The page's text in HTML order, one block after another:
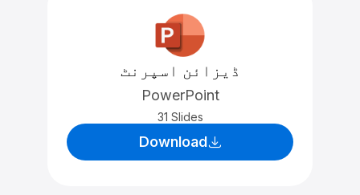
ڈیزائن اسپرنٹ
PowerPoint
31 Slides
Download